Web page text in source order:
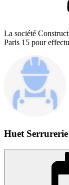
La société
Paris 15 pour
Huet Serrurerie